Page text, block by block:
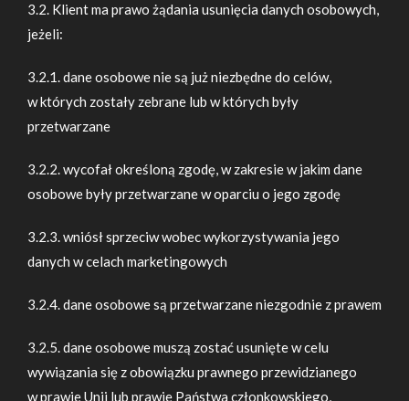
3.2. Klient ma prawo żądania usunięcia danych osobowych,
jeżeli:
3.2.1. dane osobowe nie są już niezbędne do celów,
w których zostały zebrane lub w których były
przetwarzane
3.2.2. wycofał określoną zgodę, w zakresie w jakim dane
osobowe były przetwarzane w oparciu o jego zgodę
3.2.3. wniósł sprzeciw wobec wykorzystywania jego
danych w celach marketingowych
3.2.4. dane osobowe są przetwarzane niezgodnie z prawem
3.2.5. dane osobowe muszą zostać usunięte w celu
wywiązania się z obowiązku prawnego przewidzianego
w prawie Unii lub prawie Państwa członkowskiego,